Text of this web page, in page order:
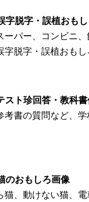
字脱字・誤植おも
ーパー、コンビニ
字脱字・誤植おも
スト珍回答・教科
考書の質問など、
のおもしろ画像
、動けない猫、